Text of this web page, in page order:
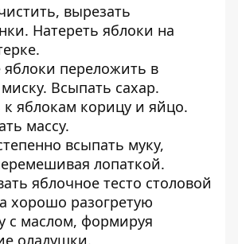
вырезать
Натереть яблоки на
яблоки переложить в
Всыпать сахар.
яблокам корицу и яйцо.
массу.
всыпать муку,
лопаткой.
яблочное тесто столовой
хорошо разогретую
с маслом, формируя
оладушки.